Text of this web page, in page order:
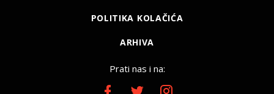
POLITIKA KOLAČIĆA
ARHIVA
Prati nas i na: